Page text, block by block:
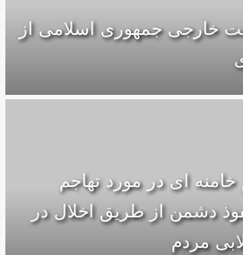
خارجی جمهوری اسلامی از
ای در مورد تهاجم
دشمن از طریق اخلال در
مردم